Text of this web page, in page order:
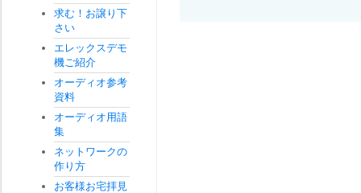
求む！お譲り下
さい
エレックスデモ
機ご紹介
オーディオ参考
資料
オーディオ用語
集
ネットワークの
作り方
お客様お宅拝見